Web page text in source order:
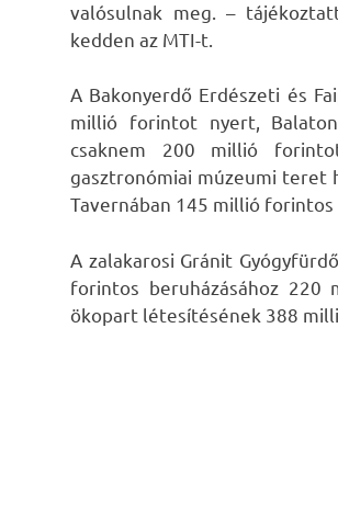
valósulnak meg. –
kedden az MTI-t.
A Bakonyerdő Erdészeti és
millió forintot nyert,
csaknem 200 millió
gasztronómiai múzeumi teret
Tavernában 145 millió forintos
A zalakarosi Gránit
forintos beruházásához 220
ökopart létesítésének 388